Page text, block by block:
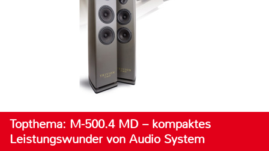
Topthema: M-500.4 MD – kompaktes
Leistungswunder von Audio System